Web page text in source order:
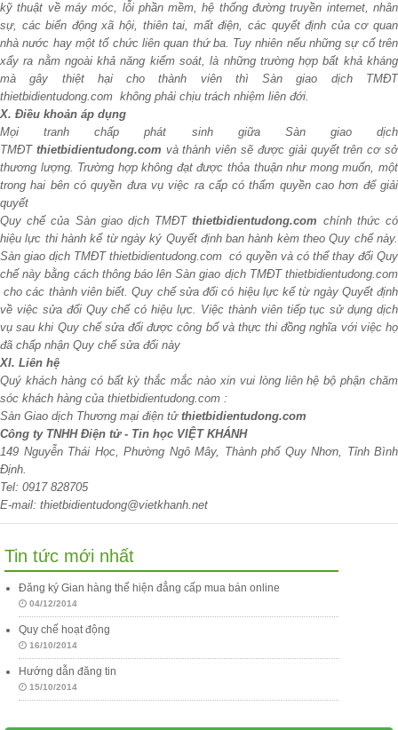
kỹ thuật về máy móc, lỗi phần mềm, hệ thống đường truyền internet, nhân
sự, các biến động xã hội, thiên tai, mất điện, các quyết định của cơ quan
nhà nước hay một tổ chức liên quan thứ ba. Tuy nhiên nếu những sự cố trên
xẩy ra nằm ngoài khả năng kiểm soát, là những trường hợp bất khả kháng
mà gây thiệt hại cho thành viên thì Sàn giao dịch TMĐT
thietbidientudong.com không phải chịu trách nhiệm liên đới.
X. Điều khoản áp dụng
Mọi tranh chấp phát sinh giữa Sàn giao dịch
TMĐT thietbidientudong.com và thành viên sẽ được giải quyết trên cơ sở
thương lượng. Trường hợp không đạt được thỏa thuận như mong muốn, một
trong hai bên có quyền đưa vụ việc ra cấp có thẩm quyền cao hơn để giải
quyết
Quy chế của Sàn giao dịch TMĐTthietbidientudong.com chính thức có
hiệu lực thi hành kể từ ngày ký Quyết định ban hành kèm theo Quy chế này.
Sàn giao dịch TMĐT thietbidientudong.com có quyền và có thể thay đổi Quy
chế này bằng cách thông báo lên Sàn giao dịch TMĐT thietbidientudong.com
cho các thành viên biết. Quy chế sửa đổi có hiệu lực kể từ ngày Quyết định
về việc sửa đổi Quy chế có hiệu lực. Việc thành viên tiếp tục sử dụng dịch
vụ sau khi Quy chế sửa đổi được công bố và thực thi đồng nghĩa với việc họ
đã chấp nhận Quy chế sửa đổi này
XI. Liên hệ
Quý khách hàng có bất kỳ thắc mắc nào xin vui lòng liên hệ bộ phận chăm
sóc khách hàng của thietbidientudong.com :
Sàn Giao dịch Thương mại điện tử thietbidientudong.com
Công ty TNHH Điện tử - Tin học VIỆT KHÁNH
149 Nguyễn Thái Học, Phường Ngô Mây, Thành phố Quy Nhơn, Tỉnh Bình
Định.
Tel: 0917 828705
E-mail: thietbidientudong@vietkhanh.net
Tin tức mới nhất
Đăng ký Gian hàng thể hiện đẳng cấp mua bán online
04/12/2014
Quy chế hoạt động
16/10/2014
Hướng dẫn đăng tin
15/10/2014